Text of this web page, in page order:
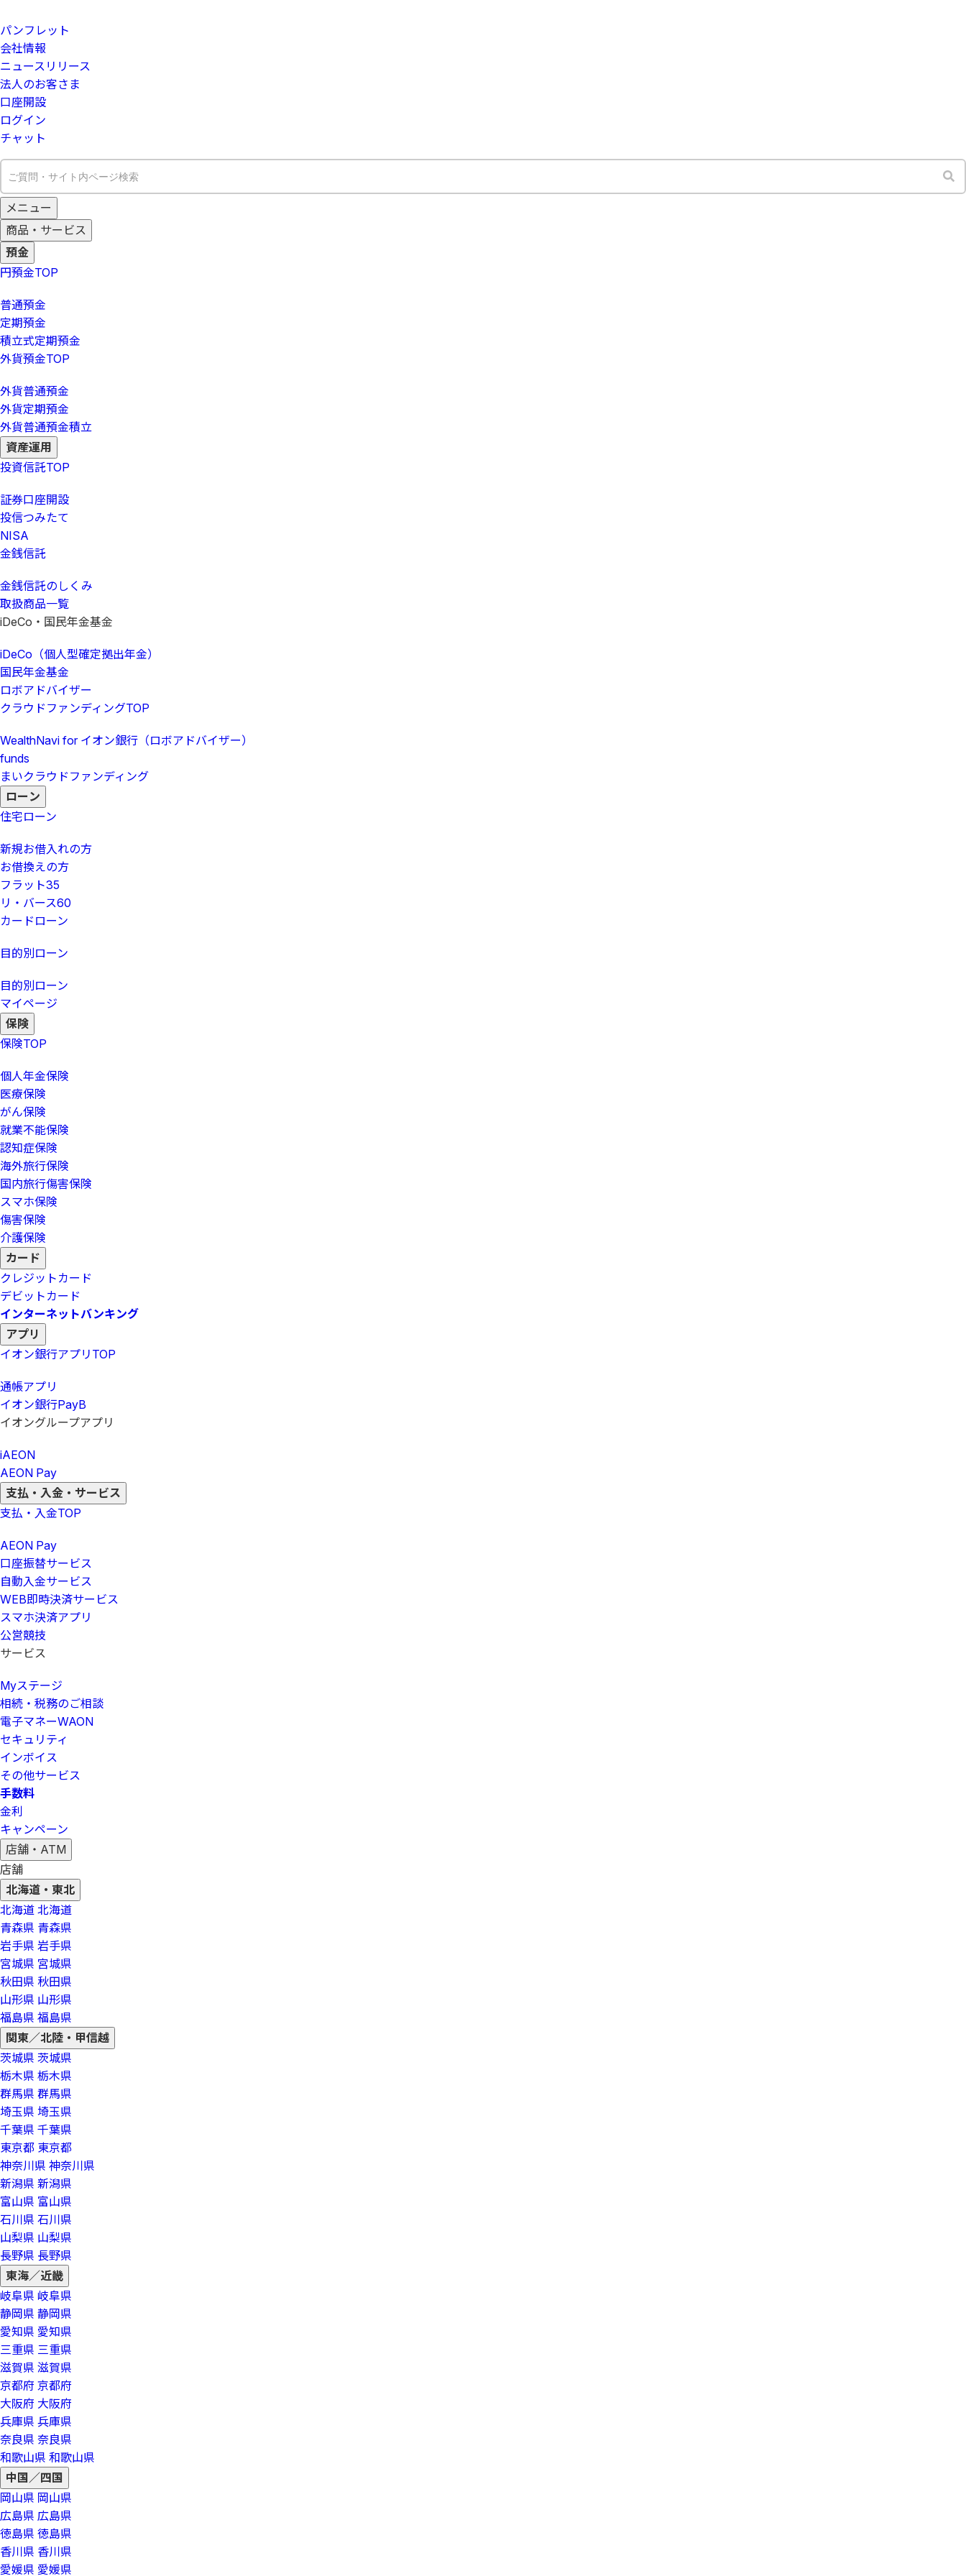
パンフレット
会社情報
ニュースリリース
法人のお客さま
口座開設
ログイン
チャット
メニュー
商品・サービス
預金
円預金TOP
普通預金
定期預金
積立式定期預金
外貨預金TOP
外貨普通預金
外貨定期預金
外貨普通預金積立
資産運用
投資信託TOP
証券口座開設
投信つみたて
NISA
金銭信託
金銭信託のしくみ
取扱商品一覧
iDeCo・国民年金基金
iDeCo（個人型確定拠出年金）
国民年金基金
ロボアドバイザー
クラウドファンディングTOP
WealthNavi for イオン銀行（ロボアドバイザー）
funds
まいクラウドファンディング
ローン
住宅ローン
新規お借入れの方
お借換えの方
フラット35
リ・バース60
カードローン
目的別ローン
目的別ローン
マイページ
保険
保険TOP
個人年金保険
医療保険
がん保険
就業不能保険
認知症保険
海外旅行保険
国内旅行傷害保険
スマホ保険
傷害保険
介護保険
カード
クレジットカード
デビットカード
インターネットバンキング
アプリ
イオン銀行アプリ TOP
通帳アプリ
イオン銀行PayB
イオングループアプリ
iAEON
AEON Pay
支払・入金・サービス
支払・入金TOP
AEON Pay
口座振替サービス
自動入金サービス
WEB即時決済サービス
スマホ決済アプリ
公営競技
サービス
Myステージ
相続・税務のご相談
電子マネーWAON
セキュリティ
インボイス
その他サービス
手数料
金利
キャンペーン
店舗・ATM
店舗
北海道・東北
北海道 北海道
青森県 青森県
岩手県 岩手県
宮城県 宮城県
秋田県 秋田県
山形県 山形県
福島県 福島県
関東／北陸・甲信越
茨城県 茨城県
栃木県 栃木県
群馬県 群馬県
埼玉県 埼玉県
千葉県 千葉県
東京都 東京都
神奈川県 神奈川県
新潟県 新潟県
富山県 富山県
石川県 石川県
山梨県 山梨県
長野県 長野県
東海／近畿
岐阜県 岐阜県
静岡県 静岡県
愛知県 愛知県
三重県 三重県
滋賀県 滋賀県
京都府 京都府
大阪府 大阪府
兵庫県 兵庫県
奈良県 奈良県
和歌山県 和歌山県
中国／四国
岡山県 岡山県
広島県 広島県
徳島県 徳島県
香川県 香川県
愛媛県 愛媛県